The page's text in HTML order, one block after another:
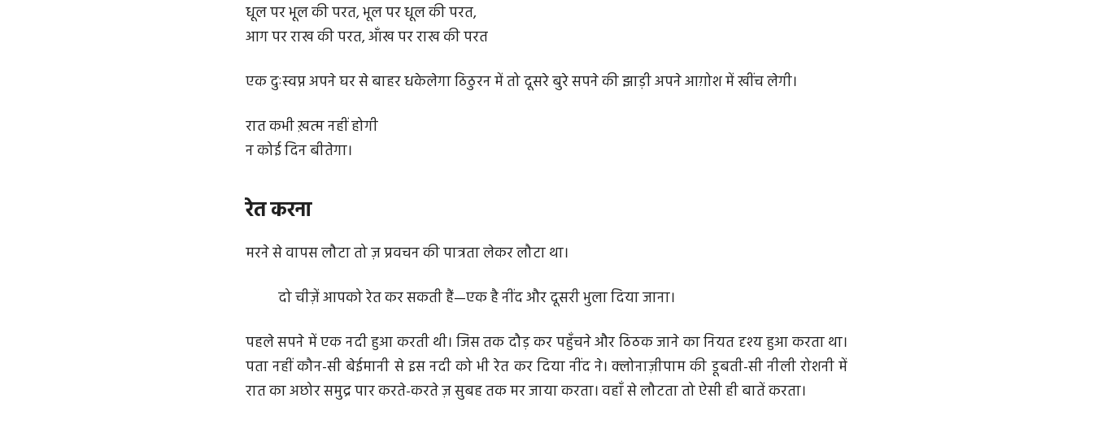
धूल पर भूल की परत, भूल पर धूल की परत,
आग पर राख की परत, आँख पर राख की परत
एक दुःस्वप्न अपने घर से बाहर धकेलेगा ठिठुरन में तो दूसरे बुरे सपने की झाड़ी अपने आग़ोश में खींच लेगी।
रात कभी ख़त्म नहीं होगी
न कोई दिन बीतेगा।
रेत करना
मरने से वापस लौटा तो ज़ प्रवचन की पात्रता लेकर लौटा था।
दो चीज़ें आपको रेत कर सकती हैं—एक है नींद और दूसरी भुला दिया जाना।
पहले सपने में एक नदी हुआ करती थी। जिस तक दौड़ कर पहुँचने और ठिठक जाने का नियत दृश्य हुआ करता था।
पता नहीं कौन-सी बेईमानी से इस नदी को भी रेत कर दिया नींद ने। क्लोनाज़ीपाम की डूबती-सी नीली रोशनी में
रात का अछोर समुद्र पार करते-करते ज़ सुबह तक मर जाया करता। वहाँ से लौटता तो ऐसी ही बातें करता।